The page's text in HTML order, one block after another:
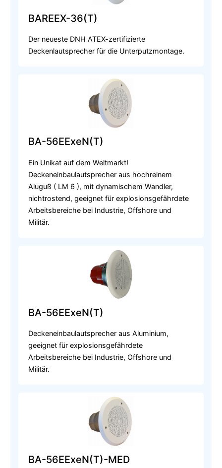
BAREEX-36(T)
Der neueste DNH ATEX-zertifizierte
Deckenlautsprecher für die Unterputzmontage.
BA-56EExeN(T)
Ein Unikat auf dem Weltmarkt!
Deckeneinbaulautsprecher aus hochreinem
Aluguß ( LM 6 ), mit dynamischem Wandler,
nichtrostend, geeignet für explosionsgefährdete
Arbeitsbereiche bei Industrie, Offshore und
Militär.
BA-56EExeN(T)
Deckeneinbaulautsprecher aus Aluminium,
geeignet für explosionsgefährdete
Arbeitsbereiche bei Industrie, Offshore und
Militär.
BA-56EExeN(T)-MED